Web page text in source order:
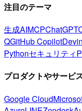
注目のテーマ
生成AIMCPChatGPT
QGitHub CopilotDevin
Pythonセキュリティ
プロダクトやサービ
Google Cloud